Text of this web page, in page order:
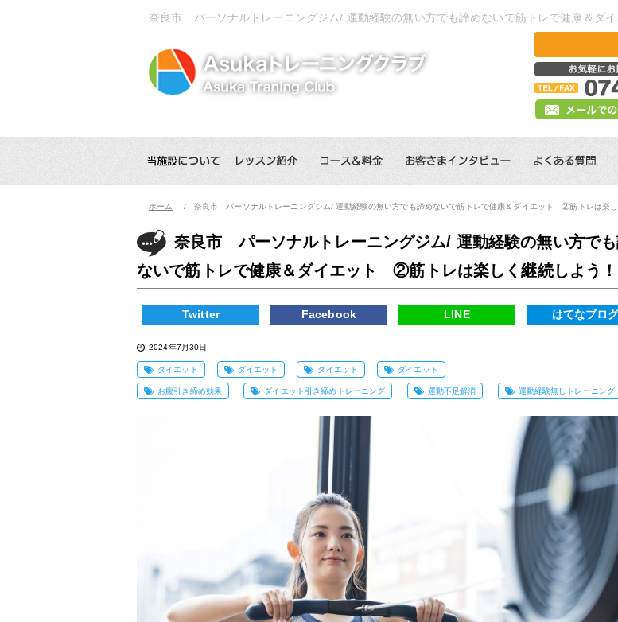
奈良市 パーソナルトレーニングジム/ 運動経験の無い方でも諦めないで筋トレで健康＆ダ
ホーム 奈良市 パーソナルトレーニングジム/ 運動経験の無い方でも諦めないで筋トレで健康＆ダイエット ②筋トレは楽し
奈良市 パーソナルトレーニングジム/ 運動経験の無い方で
ないで筋トレで健康＆ダイエット ②筋トレは楽しく継続しよう！
Twitter Facebook LINE はてなブロ
2024年7月30日
ダイエット ダイエット ダイエット ダイエット
お腹引き締め効果 ダイエット引き締めトレーニング 運動不足解消 運動経験無しトレーニング